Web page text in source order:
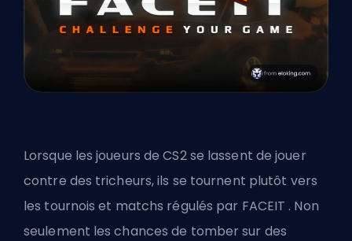
Lorsque les joueurs de CS2 se lassent de jouer
contre des tricheurs, ils se tournent plutôt vers
les tournois et matchs régulés par FACEIT . Non
seulement les chances de tomber sur des